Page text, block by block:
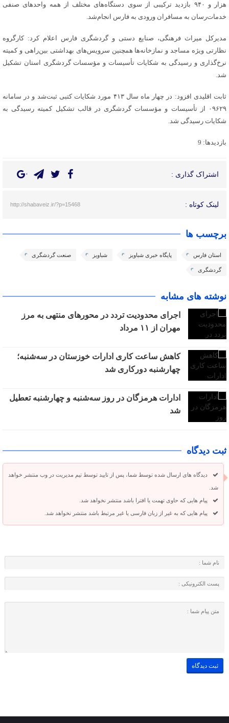
هزار و ۹۴۰ بازدید ترکیبی از سوی دستگاه‌های مختلف از همه واحدهای صنفی
خدمات‌رسان به مسافران ورودی به فارس انجام‌شد.
مدیرکل میراث فرهنگی، صنایع دستی و گردشگری فارس اعلام کرد: کارگروه
نظارتی ویژه مساجد و نمازخانه‌ها همچنین سرویس‌های بهداشتی بین‌راهی و کمیته
نرخ‌گذاری و رسیدگی به شکایات تأسیسات و مؤسسات گردشگری استان تشکیل
‌شد.
ثابت اقلیدی افزود: در چهار ماه سال ۴۱۳ مورد شکایات کتبی ثبت‌شد و در سامانه
۰۹۶۲۹ از تأسیسات و مؤسسات گردشگری در قالب تشکیل کمیته رسیدگی به
شکایات رسیدگی شد.
بازدیدها: 9
اشتراک گذاری :
لینک کوتاه : http://shabaveiz.ir/?p=15468
برچسب ها
استان فارس پایگاه خبری شباویز شباویز صنعت گردشگری
گردشگری
نوشته های مشابه
اجرای محدودیت تردد در محورهای منتهی به مرز
مهران از ۱۱ مرداد
کاهش ساعت کاری ادارات خوزستان در سه‌شنبه؛
چهارشنبه دورکاری شد
ادارات هرمزگان در روز سه‌شنبه و چهارشنبه تعطیل
شد
ثبت دیدگاه
دیدگاه های ارسال شده توسط شما، پس از تایید توسط تیم مدیریت در وب منتشر خواهد
شد.
پیام هایی که حاوی تهمت یا افترا باشد منتشر نخواهد شد.
پیام هایی که به غیر از زبان فارسی یا غیر مرتبط باشد منتشر نخواهد شد.